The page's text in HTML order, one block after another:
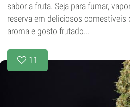
sabor a fruta. Seja para fumar,
reserva em deliciosos comestíveis
aroma e gosto frutado...
11